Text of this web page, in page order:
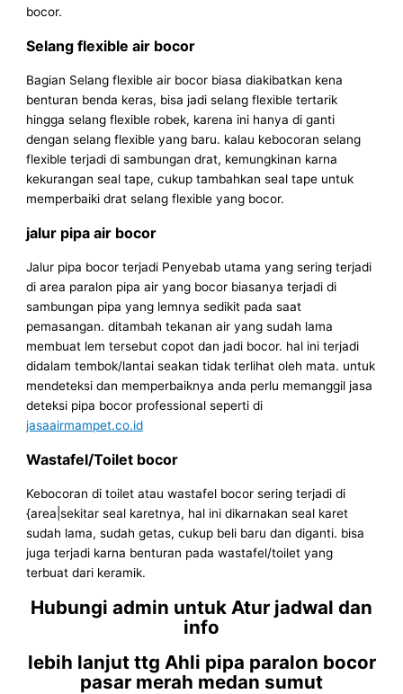
bocor.
Selang flexible air bocor
Bagian Selang flexible air bocor biasa diakibatkan kena
benturan benda keras, bisa jadi selang flexible tertarik
hingga selang flexible robek, karena ini hanya di ganti
dengan selang flexible yang baru. kalau kebocoran selang
flexible terjadi di sambungan drat, kemungkinan karna
kekurangan seal tape, cukup tambahkan seal tape untuk
memperbaiki drat selang flexible yang bocor.
jalur pipa air bocor
Jalur pipa bocor terjadi Penyebab utama yang sering terjadi
di area paralon pipa air yang bocor biasanya terjadi di
sambungan pipa yang lemnya sedikit pada saat
pemasangan. ditambah tekanan air yang sudah lama
membuat lem tersebut copot dan jadi bocor. hal ini terjadi
didalam tembok/lantai seakan tidak terlihat oleh mata. untuk
mendeteksi dan memperbaiknya anda perlu memanggil jasa
deteksi pipa bocor professional seperti di
jasaairmampet.co.id
Wastafel/Toilet bocor
Kebocoran di toilet atau wastafel bocor sering terjadi di
{area|sekitar seal karetnya, hal ini dikarnakan seal karet
sudah lama, sudah getas, cukup beli baru dan diganti. bisa
juga terjadi karna benturan pada wastafel/toilet yang
terbuat dari keramik.
Hubungi admin untuk Atur jadwal dan
info
lebih lanjut ttg Ahli pipa paralon bocor
pasar merah medan sumut